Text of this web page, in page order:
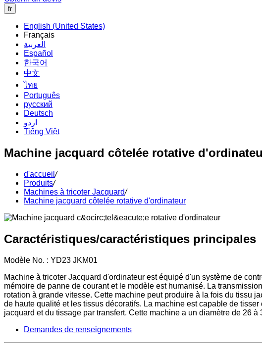
fr
English (United States)
Français
العربية
Español
한국어
中文
ไทย
Português
русский
Deutsch
اردو
Tiếng Việt
Machine jacquard côtelée rotative
d'accueil/
Produits/
Machines à tricoter Jacquard/
Machine jacquard côtelée rotative d'ordinateur
Caractéristiques/caractéristiques principales
Modèle No. : YD23 JKM01
Machine à tricoter Jacquard d'ordinateur est équipé d'un système de
mémoire de panne de courant et le modèle est humanisé. La
rotation à grande vitesse. Cette machine peut produire à la fois du tissu
de haute qualité et les tissus décoratifs. La machine est capable de
jacquard et du tissage par transfert. Cette machine a un diamètre de 26
Demandes de renseignements